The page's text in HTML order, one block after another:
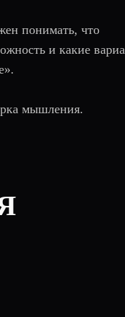
понимать, что
и какие
мышления.